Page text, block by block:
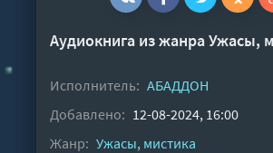
Аудиокнига из жанраУжасы,
Исполнитель: АБАДДОН
Добавлено: 12-08-2024, 16:00
Жанр: Ужасы, мистика